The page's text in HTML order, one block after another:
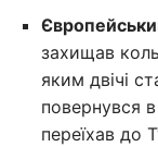
захищав
яким двічі
повернувся
переїхав до